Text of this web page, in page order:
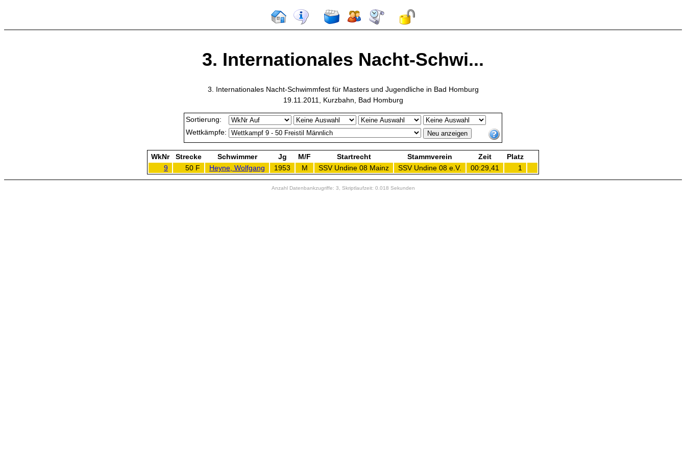
3. Internationales Nacht-Schwi...
3. Internationales Nacht-Schwimmfest für Masters und Jugendliche in Bad Homburg
19.11.2011, Kurzbahn, Bad Homburg
Sortierung:
Wettkämpfe:
WkNr Strecke Schwimmer Jg M/F Startrecht Stammverein Zeit
Platz
9
50 F Heyne, Wolfgang 1953 M SSV Undine 08 Mainz SSV Undine 08 e.V. 00:29,41 1
Anzahl Datenbankzugriffe: 3, Skriptlaufzeit: 0.018 Sekunden